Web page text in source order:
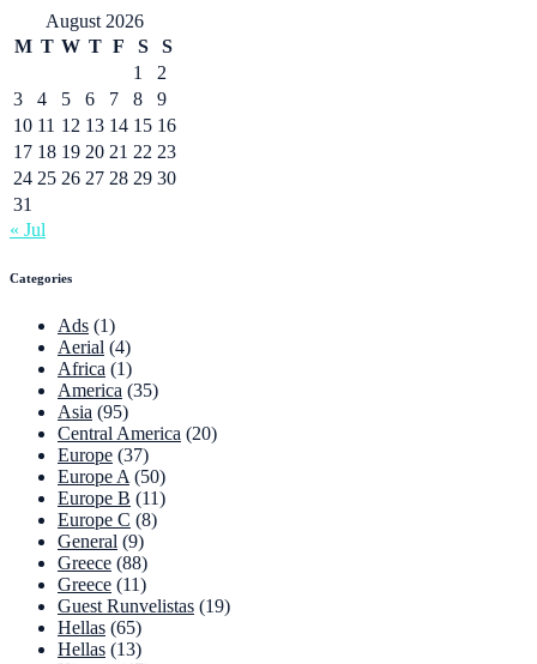
August 2026
M T W T F S
S
1
2
3
4 5 6 7 8
9
10 11 12 13 14 15 16
17 18 19 20 21 22 23
24 25 26 27 28 29 30
31
« Jul
Categories
Ads (1)
Aerial (4)
Africa (1)
America (35)
Asia (95)
Central America (20)
Europe (37)
Europe A (50)
Europe B (11)
Europe C (8)
General (9)
Greece (88)
Greece (11)
Guest Runvelistas (19)
Hellas (65)
Hellas (13)